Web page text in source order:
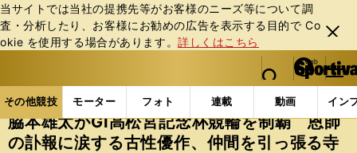
当サイトでは当社の提携先等がお客様のニーズ等について調
査・分析したり、お客様にお勧めの広告を表⽰する⽬的で Co
okie を使⽤する場合があります。詳しくはこちら
閉じ
る
web Sportiva (webスポルティーバ)
検索
マイペ
ー
ジ
メニュ
その他競技 モーター フォト 連載 動画 イン
ス
ポ
ル
その他競技の記事一覧 その他競技 その他 脇本
脇本雄太がGⅠ高松宮記念杯競輪を制覇 恩師
の訃報に涙する古性優作、仲間を引っ張る寺